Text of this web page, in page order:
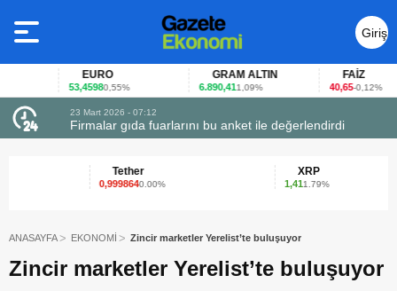
Giriş
Yap
EURO
53,45980,55%
GRAM ALTIN
6.890,411,09% -0,12%
23 Mart 2026 - 07:12
Firmalar gıda fuarlarını bu anket ile değerlendirdi
Tether
0,9998640.00%
XRP
1.79%
ANASAYFA EKONOMİ Zincir marketler Yerelist’te buluşuyor
Zincir marketler Yerelist’te buluşuyor